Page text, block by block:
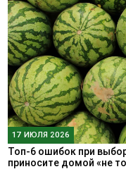
17 ИЮЛЯ 2026
Топ-6 ошибок при
приносите домой «не